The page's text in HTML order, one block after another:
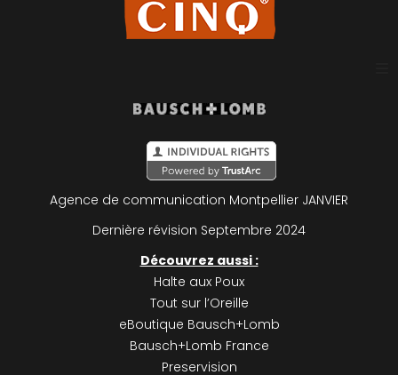
Plan du site
Mentions légales
Politique de confidentialité
Agence de communication Montpellier JANVIER
Dernière révision Septembre 2024
Découvrez aussi :
Halte aux Poux
Tout sur l’Oreille
eBoutique Bausch+Lomb
Bausch+Lomb France
Preservision